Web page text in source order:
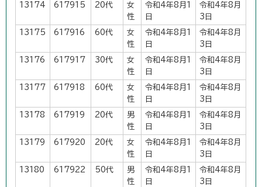
13174 617915 20代
女
性
令和4年8月1
日
令和4年8月
3日
13175 617916 60代
女
性
令和4年8月1
日
令和4年8月
3日
13176 617917 30代
女
性
令和4年8月1
日
令和4年8月
3日
13177 617918 60代
女
性
令和4年8月1
日
令和4年8月
3日
13178 617919 20代
男
性
令和4年8月1
日
令和4年8月
3日
13179 617920 20代
女
性
令和4年8月1
日
令和4年8月
3日
13180 617922 50代
男
性
令和4年8月1
日
令和4年8月
3日